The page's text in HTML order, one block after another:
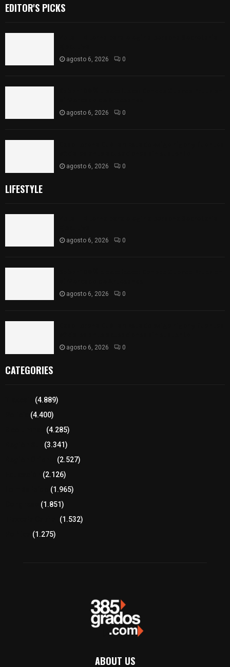
EDITOR'S PICKS
agosto 6, 2026 0
agosto 6, 2026 0
agosto 6, 2026 0
LIFESTYLE
agosto 6, 2026 0
agosto 6, 2026 0
agosto 6, 2026 0
CATEGORIES
(4.889)
(4.400)
(4.285)
(3.341)
(2.527)
(2.126)
(1.965)
(1.851)
(1.532)
(1.275)
ABOUT US